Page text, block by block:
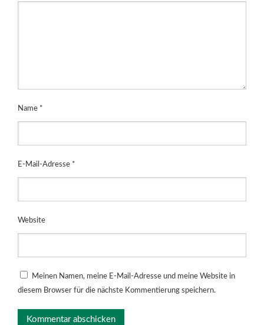
Name *
E-Mail-Adresse *
Website
Meinen Namen, meine E-Mail-Adresse und meine Website in
diesem Browser für die nächste Kommentierung speichern.